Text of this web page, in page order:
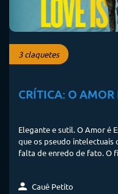
3 claquetes
CRÍTICA: O AMOR
Elegante e sutil. O Amor é
que os pseudo intelectuais
falta de enredo de fato. O
Cauê Petito